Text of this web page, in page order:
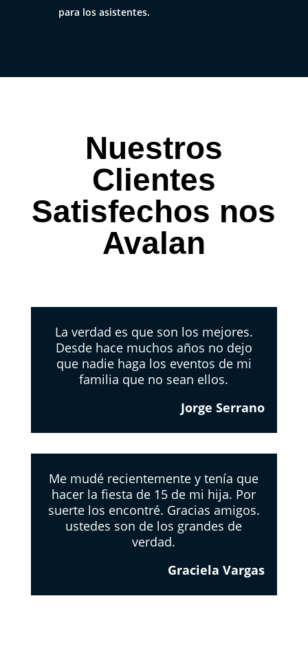
para los asistentes.
Nuestros
Clientes
Satisfechos nos
Avalan
La verdad es que son los mejores.
Desde hace muchos años no dejo
que nadie haga los eventos de mi
familia que no sean ellos.
Jorge Serrano
Me mudé recientemente y tenía que
hacer la fiesta de 15 de mi hija. Por
suerte los encontré. Gracias amigos.
ustedes son de los grandes de
verdad.
Graciela Vargas